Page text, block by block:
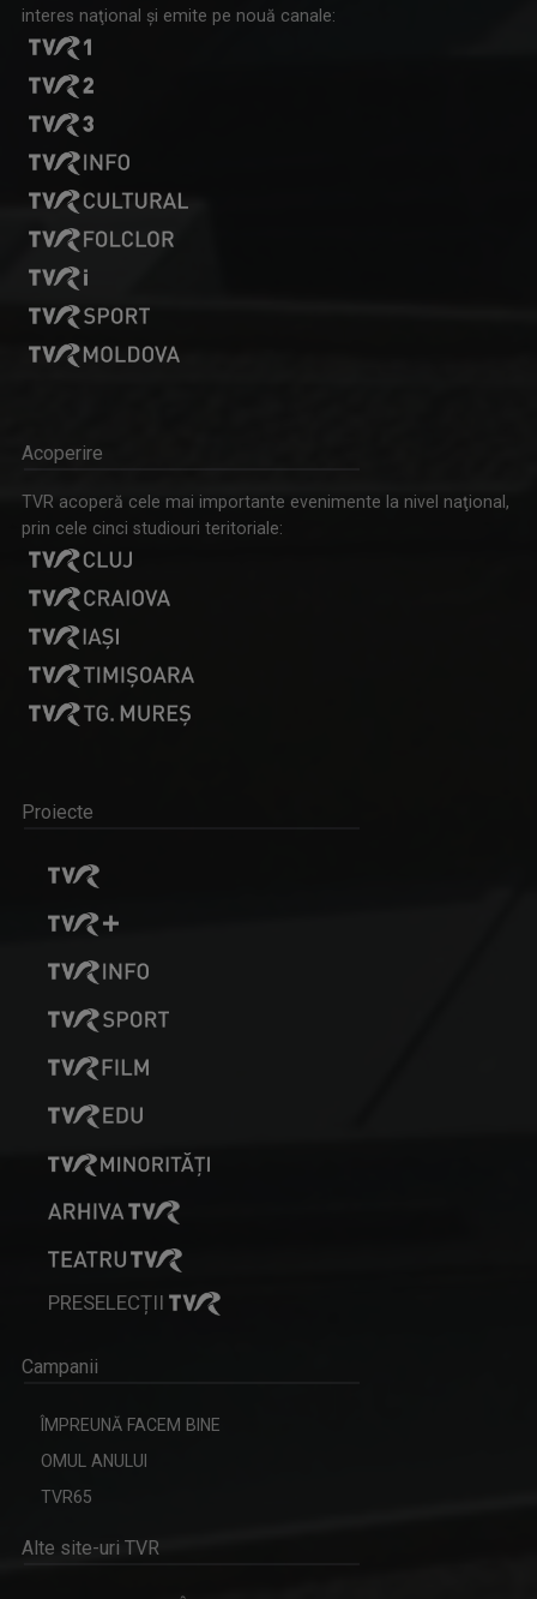
interes naţional şi emite pe nouă canale:
Acoperire
TVR acoperă cele mai importante evenimente la nivel naţional,
prin cele cinci studiouri teritoriale:
Proiecte
PRESELECȚII
Campanii
ÎMPREUNĂ FACEM BINE
OMUL ANULUI
TVR65
Alte site-uri TVR